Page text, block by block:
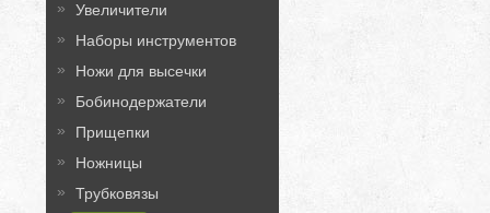
Увеличители
Наборы инструментов
Ножи для высечки
Бобинодержатели
Прищепки
Ножницы
Трубковязы